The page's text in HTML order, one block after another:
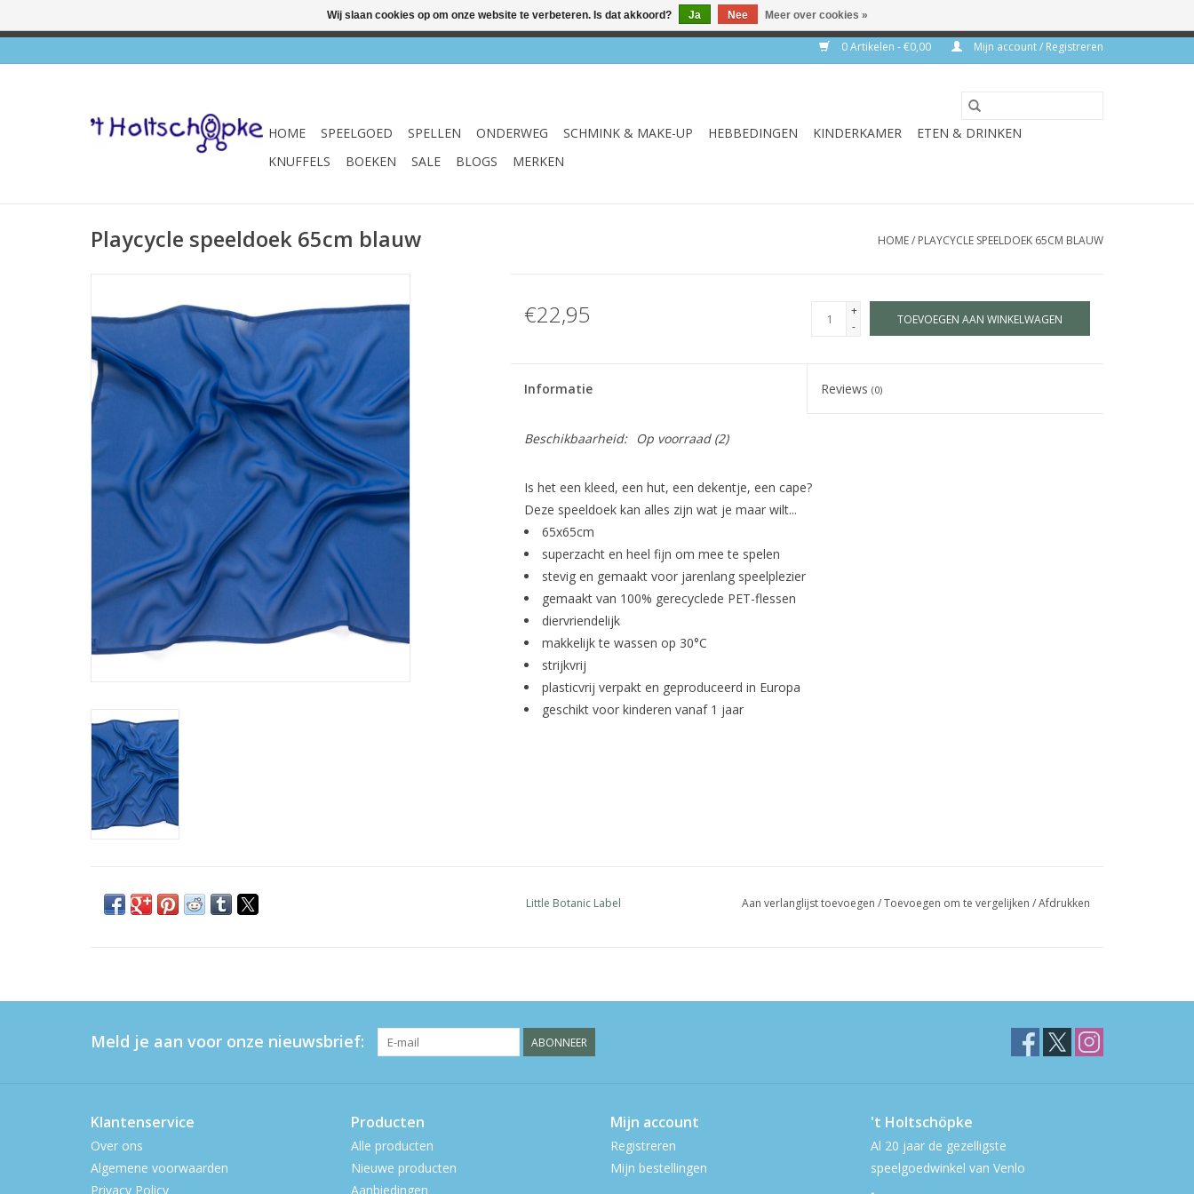
0 Artikelen - €0,00 Mijn account / Registreren
HOME SPEELGOED SPELLEN ONDERWEG SCHMINK & MAKE-UP HEBBEDINGEN KINDERKAMER
ETEN & DRINKEN
KNUFFELS
BOEKEN SALE BLOGS MERKEN
Playcycle speeldoek 65cm blauw HOME/ PLAYCYCLE SPEELDOEK 65CM BLAUW
€22,95
+
-
TOEVOEGEN AAN WINKELWAGEN
Informatie Reviews(0)
Beschikbaarheid: Op voorraad(2)
Is het een kleed, een hut, een dekentje, een cape?
Deze speeldoek kan alles zijn wat je maar wilt...
65x65cm
superzacht en heel fijn om mee te spelen
stevig en gemaakt voor jarenlang speelplezier
gemaakt van 100% gerecyclede PET-flessen
diervriendelijk
makkelijk te wassen op 30°C
strijkvrij
plasticvrij verpakt en geproduceerd in Europa
geschikt voor kinderen vanaf 1 jaar
Little Botanic Label Aan verlanglijst toevoegen /Toevoegen om te vergelijken /Afdrukken
Meld je aan voor onze nieuwsbrief: ABONNEER
Klantenservice
Over ons
Algemene voorwaarden
Privacy Policy
Producten
Alle producten
Nieuwe producten
Aanbiedingen
Mijn account
Registreren
Mijn bestellingen
't Holtschöpke
Al 20 jaar de gezelligste
speelgoedwinkel van Venlo
Wij slaan cookies op om onze website te verbeteren. Is dat akkoord? Ja Nee Meer over cookies »
✔ Winkel & webshop ✔ Gratis verzenden vanaf €75 ✔ Levertijd 1-3 werkdagen